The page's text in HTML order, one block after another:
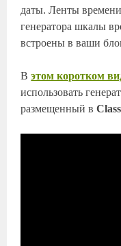
даты. Ленты
генератора шкалы
встроены в ваши
Вэтом коротком
использовать
размещенный в